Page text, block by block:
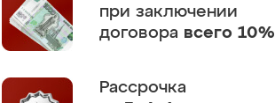
при заключении
договора всего 10%
Рассрочка